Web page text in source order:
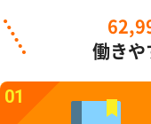
働きや
01